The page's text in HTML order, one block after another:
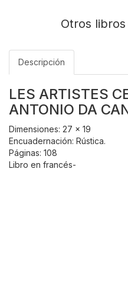
Otros
Descripción
LES ARTISTES
ANTONIO DA
Dimensiones: 27 x 19
Encuadernación: Rústica.
Páginas: 108
Libro en francés-